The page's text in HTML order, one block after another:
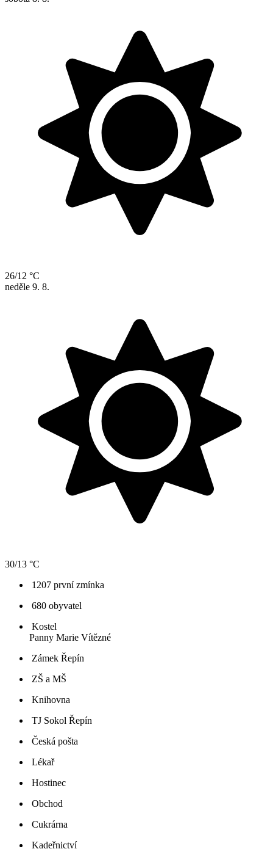
26/12 °C
neděle 9. 8.
30/13 °C
1207 první zmínka
680 obyvatel
Kostel
Panny Marie Vítězné
Zámek Řepín
ZŠ a MŠ
Knihovna
TJ Sokol Řepín
Česká pošta
Lékař
Hostinec
Obchod
Cukrárna
Kadeřnictví